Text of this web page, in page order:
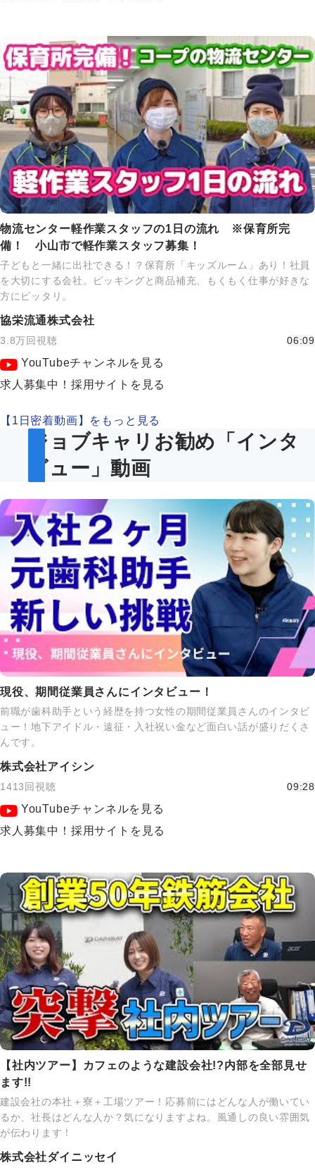
物流センター軽作業スタッフの1日の流れ ※保育所完
備！ 小山市で軽作業スタッフ募集！
子どもと一緒に出社できる！？保育所「キッズルーム」あり！社員
を大切にする会社。ピッキングと商品補充、もくもく仕事が好きな
方にピッタリ。
協栄流通株式会社
3.8万回視聴 06:09
YouTubeチャンネルを見る
求人募集中！採用サイトを見る
【1日密着動画】をもっと見る
ジョブキャリお勧め「インタ
ビュー」動画
現役、期間従業員さんにインタビュー！
前職が歯科助手という経歴を持つ女性の期間従業員さんのインタビ
ュー！地下アイドル・遠征・入社祝い金など面白い話が盛りだくさ
んです。
株式会社アイシン
1413回視聴 09:28
YouTubeチャンネルを見る
求人募集中！採用サイトを見る
【社内ツアー】カフェのような建設会社!?内部を全部見せ
ます!!
建設会社の本社＋寮＋工場ツアー！応募前にはどんな人が働いてい
るか、社長はどんな人か？気になりますよね。風通しの良い雰囲気
が伝わります！
株式会社ダイニッセイ